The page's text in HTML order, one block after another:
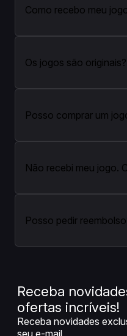
Como recebo meu
Os jogos são originais?
Posso comprar um
Não recebi meu jogo.
Posso pedir
Receba
ofertas incríveis!